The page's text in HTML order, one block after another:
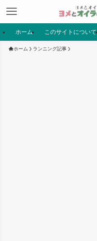
ホーム このサイトについて
ホーム ランニング記事